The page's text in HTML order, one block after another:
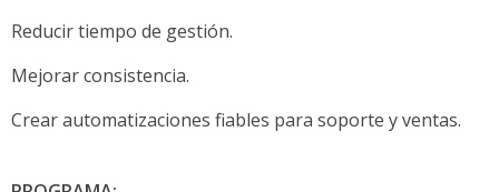
Reducir tiempo de gestión.
Mejorar consistencia.
Crear automatizaciones fiables para soporte y ventas.